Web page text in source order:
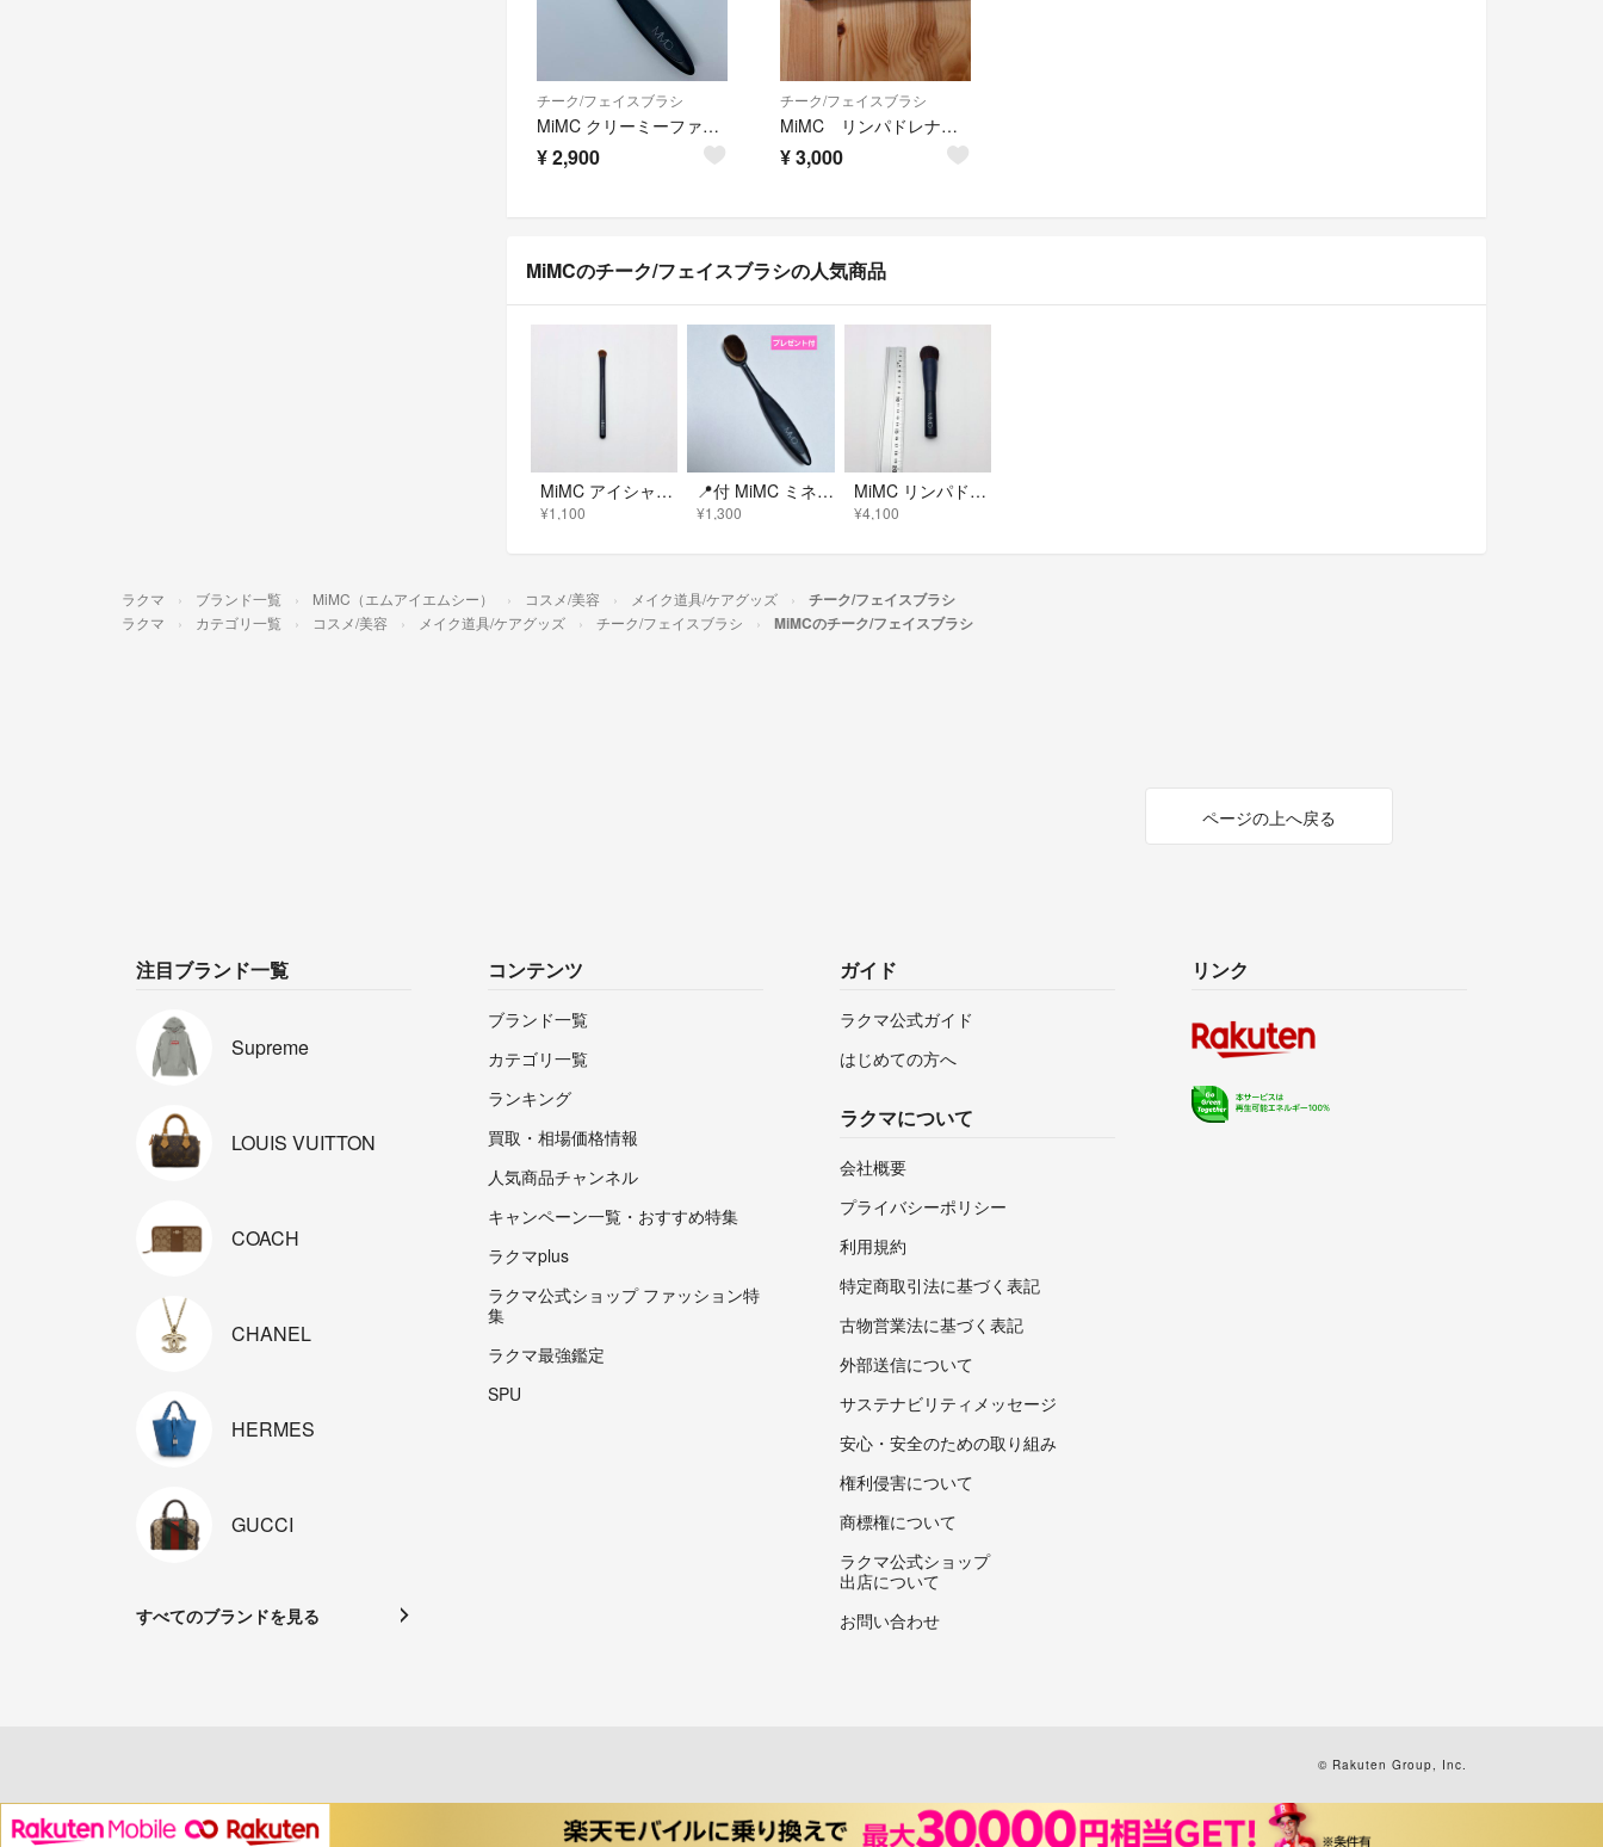
チーク/フェイスブラシ
MiMC クリーミーファンデーションブラシ
¥2,900
チーク/フェイスブラシ
MiMC リンパドレナージュ ファンデーション ブラシ
¥3,000
MiMCのチーク/フェイスブラシの人気商品
MiMC アイシャドウブラシ
¥1,100
📍付 MiMC ミネラルクリーミーファンデーションブラシ
¥1,300
MiMC リンパドレナージュファンデーションブラシ 101
¥4,100
ラクマ ブランド一覧 MiMC（エムアイエムシー） コスメ/美容 メイク道具/ケアグッズ チーク/フェイスブラシ
ラクマ カテゴリ一覧 コスメ/美容 メイク道具/ケアグッズ チーク/フェイスブラシ MiMCのチーク/フェイスブラシ
ページの上へ戻る
注目ブランド一覧
Supreme
LOUIS VUITTON
COACH
CHANEL
HERMES
GUCCI
すべてのブランドを見る
コンテンツ
ブランド一覧
カテゴリ一覧
ランキング
買取・相場価格情報
人気商品チャンネル
キャンペーン一覧・おすすめ特集
ラクマplus
ラクマ公式ショップ ファッション特
集
ラクマ最強鑑定
SPU
ガイド
ラクマ公式ガイド
はじめての方へ
ラクマについて
会社概要
プライバシーポリシー
利用規約
特定商取引法に基づく表記
古物営業法に基づく表記
外部送信について
サステナビリティメッセージ
安心・安全のための取り組み
権利侵害について
商標権について
ラクマ公式ショップ
出店について
お問い合わせ
リンク
© Rakuten Group, Inc.